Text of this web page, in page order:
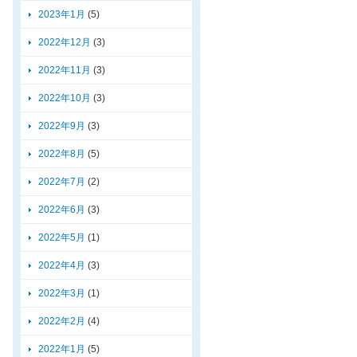
2023年1月 (5)
2022年12月 (3)
2022年11月 (3)
2022年10月 (3)
2022年9月 (3)
2022年8月 (5)
2022年7月 (2)
2022年6月 (3)
2022年5月 (1)
2022年4月 (3)
2022年3月 (1)
2022年2月 (4)
2022年1月 (5)